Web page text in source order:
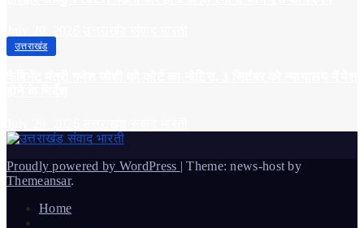
उत्तराखंड
Proudly powered by WordPress |Theme: news-host by
Themeansar.
Home